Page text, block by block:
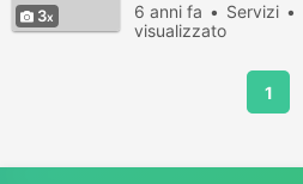
3 6 anni fa Servizi
visualizzato
1